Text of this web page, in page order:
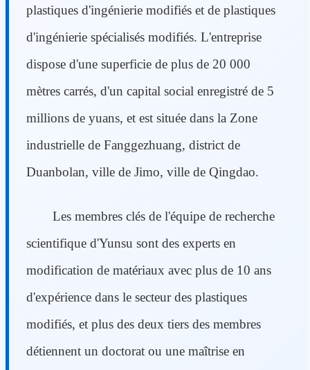
plastiques d'ingénierie modifiés et de plastiques
d'ingénierie spécialisés modifiés. L'entreprise
dispose d'une superficie de plus de 20 000
mètres carrés, d'un capital social enregistré de 5
millions de yuans, et est située dans la Zone
industrielle de Fanggezhuang, district de
Duanbolan, ville de Jimo, ville de Qingdao.
Les membres clés de l'équipe de recherche
scientifique d'Yunsu sont des experts en
modification de matériaux avec plus de 10 ans
d'expérience dans le secteur des plastiques
modifiés, et plus des deux tiers des membres
détiennent un doctorat ou une maîtrise en